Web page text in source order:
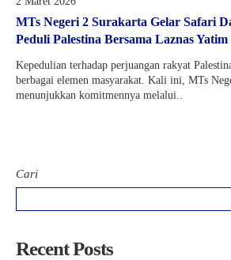
Kartu Tes PMBM
MTs Negeri 2 Surakarta Gelar Safari
Peduli Palestina Bersama Laznas
Kepedulian terhadap perjuangan rakyat
berbagai elemen masyarakat. Kali ini, MTs
menunjukkan komitmennya melalui..
Cari
Recent Posts